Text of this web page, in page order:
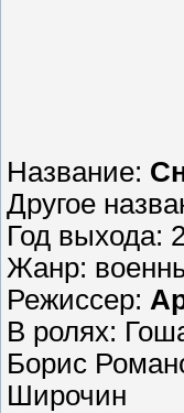
Название:
Другое
Год выхода:
Жанр:
Режиссер:
В ролях:
Борис
Широчин